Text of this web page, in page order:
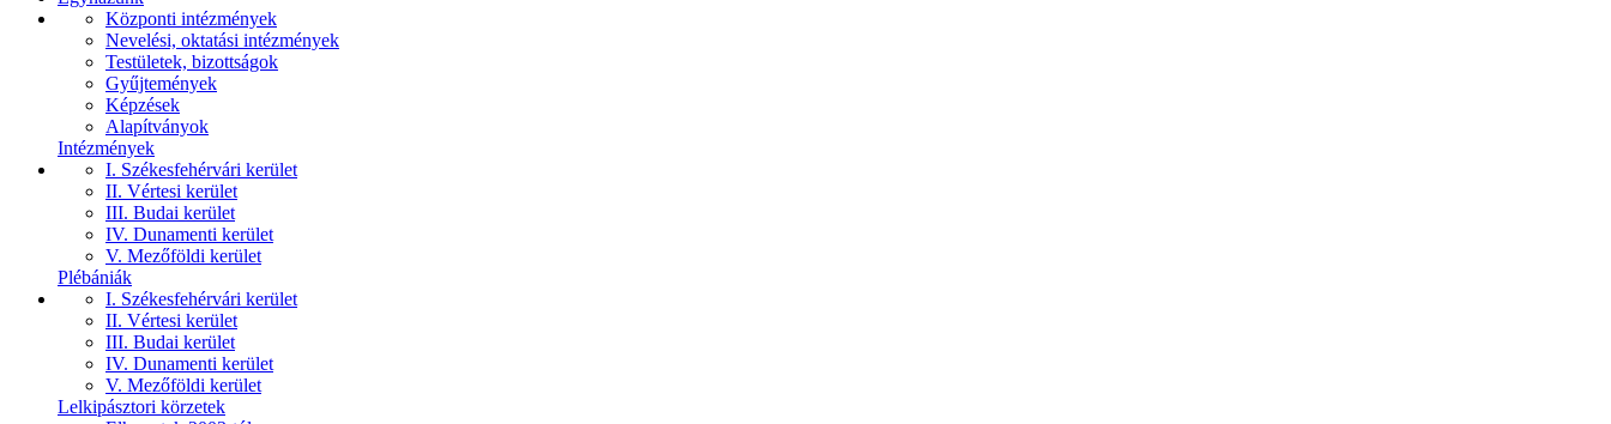
Központi intézmények
Nevelési, oktatási intézmények
Testületek, bizottságok
Gyűjtemények
Képzések
Alapítványok
Intézmények
I. Székesfehérvári kerület
II. Vértesi kerület
III. Budai kerület
IV. Dunamenti kerület
V. Mezőföldi kerület
Plébániák
I. Székesfehérvári kerület
II. Vértesi kerület
III. Budai kerület
IV. Dunamenti kerület
V. Mezőföldi kerület
Lelkipásztori körzetek